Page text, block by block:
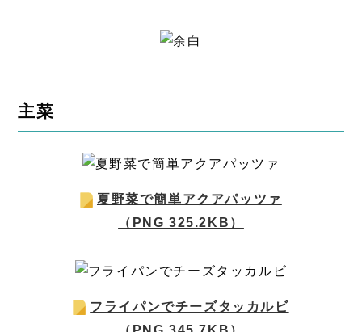
主菜
夏野菜で簡単アクアパッツァ
（PNG 325.2KB）
フライパンでチーズタッカルビ